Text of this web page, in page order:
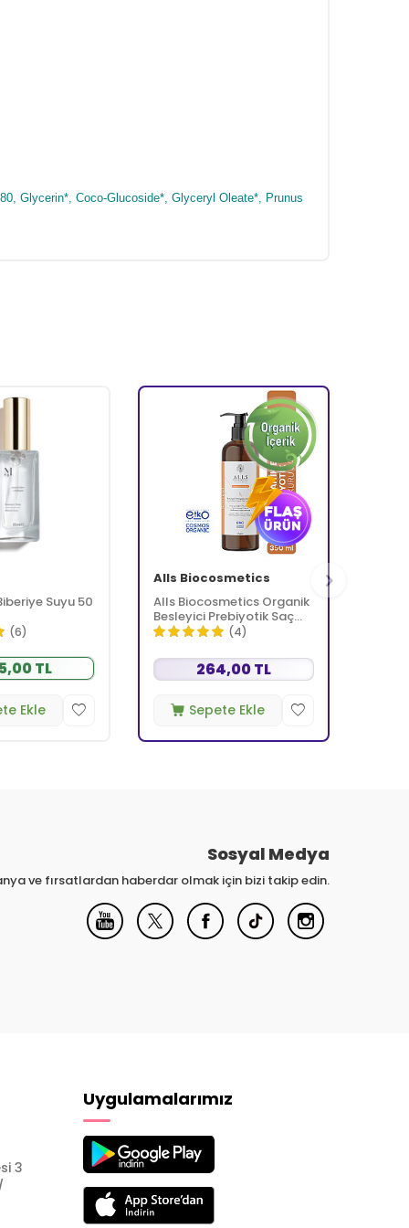
Glycerin*, Coco-Glucoside*, Glyceryl Oleate*, Prunus
Suyu 50
(6)
TL
Ekle
Alls Biocosmetics
Alls Biocosmetics Organik
Besleyici Prebiyotik Saç
Kremi 350 ml(4)
264,00 TL
Sepete Ekle
Sosyal Medya
ve fırsatlardan haberdar olmak için bizi takip edin.
3
Uygulamalarımız